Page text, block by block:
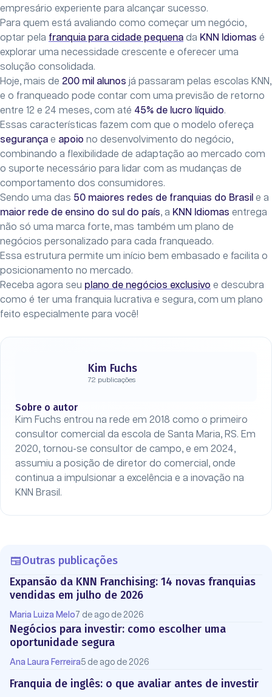
empresário experiente para alcançar sucesso.
Para quem está avaliando como começar um negócio,
optar pela franquia para cidade pequena da KNN Idiomas é
explorar uma necessidade crescente e oferecer uma
solução consolidada.
Hoje, mais de 200 mil alunos já passaram pelas escolas KNN,
e o franqueado pode contar com uma previsão de retorno
entre 12 e 24 meses, com até 45% de lucro líquido.
Essas características fazem com que o modelo ofereça
segurança e apoio no desenvolvimento do negócio,
combinando a flexibilidade de adaptação ao mercado com
o suporte necessário para lidar com as mudanças de
comportamento dos consumidores.
Sendo uma das 50 maiores redes de franquias do Brasil e a
maior rede de ensino do sul do país, a KNN Idiomas entrega
não só uma marca forte, mas também um plano de
negócios personalizado para cada franqueado.
Essa estrutura permite um início bem embasado e facilita o
posicionamento no mercado.
Receba agora seu plano de negócios exclusivo e descubra
como é ter uma franquia lucrativa e segura, com um plano
feito especialmente para você!
Kim Fuchs
72 publicações
Sobre o autor
Kim Fuchs entrou na rede em 2018 como o primeiro
consultor comercial da escola de Santa Maria, RS. Em
2020, tornou-se consultor de campo, e em 2024,
assumiu a posição de diretor do comercial, onde
continua a impulsionar a excelência e a inovação na
KNN Brasil.
Outras publicações
Expansão da KNN Franchising: 14 novas franquias
vendidas em julho de 2026
Maria Luiza Melo 7 de ago de 2026
Negócios para investir: como escolher uma
oportunidade segura
Ana Laura Ferreira5 de ago de 2026
Franquia de inglês: o que avaliar antes de investir